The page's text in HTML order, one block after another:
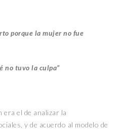
porque la mujer no fue
no tuvo la culpa”
era el de analizar la
y de acuerdo al modelo de